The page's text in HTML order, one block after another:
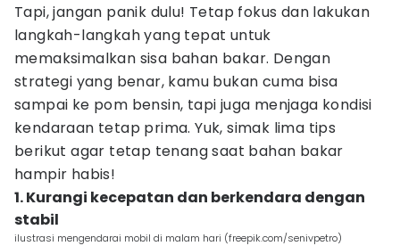
Tapi, jangan panik dulu! Tetap fokus dan lakukan
langkah-langkah yang tepat untuk
memaksimalkan sisa bahan bakar. Dengan
strategi yang benar, kamu bukan cuma bisa
sampai ke pom bensin, tapi juga menjaga kondisi
kendaraan tetap prima. Yuk, simak lima tips
berikut agar tetap tenang saat bahan bakar
hampir habis!
1. Kurangi kecepatan dan berkendara dengan
stabil
ilustrasi mengendarai mobil di malam hari (freepik.com/senivpetro)